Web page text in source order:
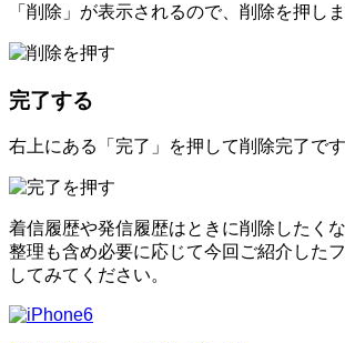
「削除」が表示されるので、削除を押しま
完了する
右上にある「完了」を押して削除完了です
着信履歴や発信履歴はときに削除したく
整理も含め必要に応じて今回ご紹介した
してみてください。